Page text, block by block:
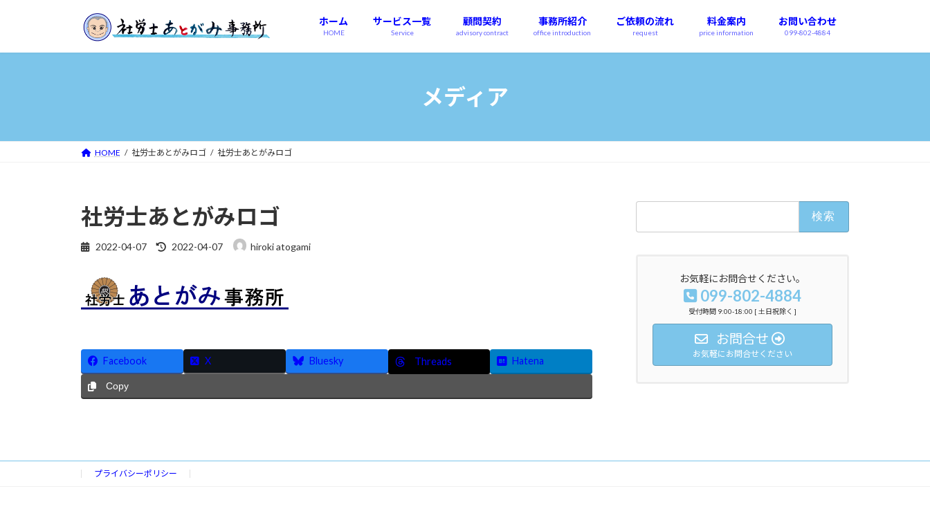
ッ
移
ホーム
HOME
サービス一覧
Service
顧問契約
advisory contract
事務所紹介
office introduction
ご依頼の流れ
request
料金案内
price information
お問い合わせ
099-802-4884
メディア
HOME 社労士あとがみロゴ 社労士あとがみロゴ
社労士あとがみロゴ
2022-04-07
最
日
時
2022-04-07 hiroki atogami
Facebook X Bluesky Threads Hatena
Copy
お気軽にお問合せください。
099-802-4884
受付時間 9:00-18:00 [ 土日祝除く ]
お問合せ
お気軽にお問合せください
プライバシーポリシー